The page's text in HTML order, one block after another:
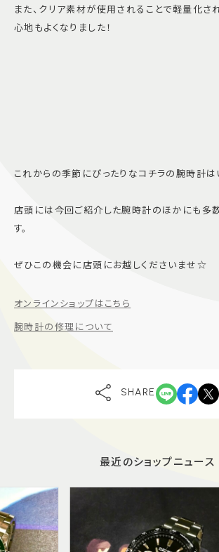
また、クリア素材が使用されることで軽量化さ
心地もよくなりました！
これからの季節にぴったりなコチラの腕時計は
店頭には今回ご紹介した腕時計のほかにも多
す。
ぜひこの機会に店頭にお越しくださいませ☆
オンラインショップはこちら
腕時計の修理について
SHARE
最近のショップニュース